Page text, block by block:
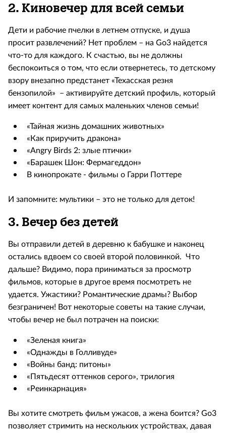
2. Киновечер для всей семьи
Дети и рабочие пчелки в летнем отпуске, и душа
просит развлечений? Нет проблем – на Go3 найдется
что-то для каждого. К счастью, вы не должны
беспокоиться о том, что если отвернетесь, то детскому
взору внезапно предстанет «Техасская резня
бензопилой» – активируйте детский профиль, который
имеет контент для самых маленьких членов семьи!
«Тайная жизнь домашних животных»
«Как приручить дракона»
«Angry Birds 2: злые птички»
«Барашек Шон: Фермагеддон»
В кинопрокате - фильмы о Гарри Поттере
И запомните: мультики – это не только для деток!
3. Вечер без детей
Вы отправили детей в деревню к бабушке и наконец
остались вдвоем со своей второй половинкой. Что
дальше? Видимо, пора приниматься за просмотр
фильмов, которые в другое время посмотреть не
удается. Ужастики? Романтические драмы? Выбор
безграничен! Вот некоторые советы на такие случаи,
чтобы вечер не был потрачен на поиски:
«Зеленая книга»
«Однажды в Голливуде»
«Войны банд: питоны»
«Пятьдесят оттенков серого», трилогия
«Реинкарнация»
Вы хотите смотреть фильм ужасов, а жена боится? Go3
позволяет стримить на нескольких устройствах, давая